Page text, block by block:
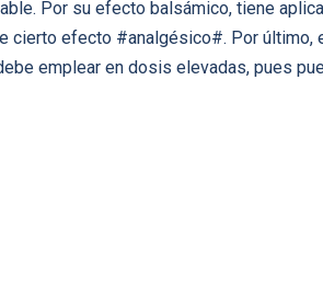
Por su efecto balsámico, tiene
cierto efecto #analgésico#. Por último,
emplear en dosis elevadas, pues